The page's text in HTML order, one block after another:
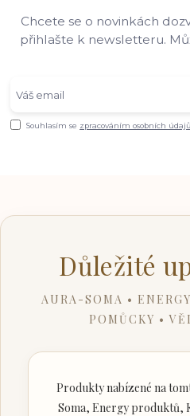
Chcete se o novinkách
přihlašte k newsletteru.
Souhlasím se zpracováním osobních údajů
Důležité
AURA-SOMA •
POMŮCKY •
Produkty nabízené na
Soma, Energy produktů,